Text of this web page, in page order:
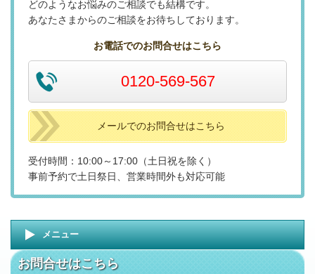
どのようなお悩みのご相談でも結構です。
あなたさまからのご相談をお待ちしております。
お電話でのお問合せはこちら
0120-569-567
メールでのお問合せはこちら
受付時間：10:00～17:00（土日祝を除く）
事前予約で土日祭日、営業時間外も対応可能
メニュー
お問合せはこちら